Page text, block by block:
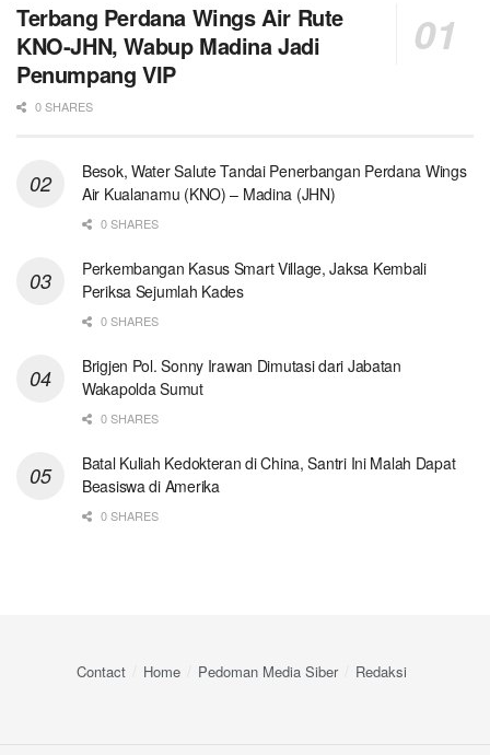
Terbang Perdana Wings Air Rute
KNO-JHN, Wabup Madina Jadi
Penumpang VIP
0 SHARES
Besok, Water Salute Tandai Penerbangan Perdana Wings
Air Kualanamu (KNO) – Madina (JHN)
0 SHARES
Perkembangan Kasus Smart Village, Jaksa Kembali
Periksa Sejumlah Kades
0 SHARES
Brigjen Pol. Sonny Irawan Dimutasi dari Jabatan
Wakapolda Sumut
0 SHARES
Batal Kuliah Kedokteran di China, Santri Ini Malah Dapat
Beasiswa di Amerika
0 SHARES
Contact Home Pedoman Media Siber Redaksi